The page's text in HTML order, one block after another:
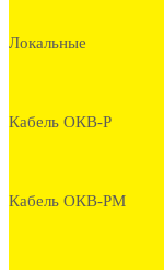
Локальные
Кабель ОКВ-Р
Кабель ОКВ-РМ